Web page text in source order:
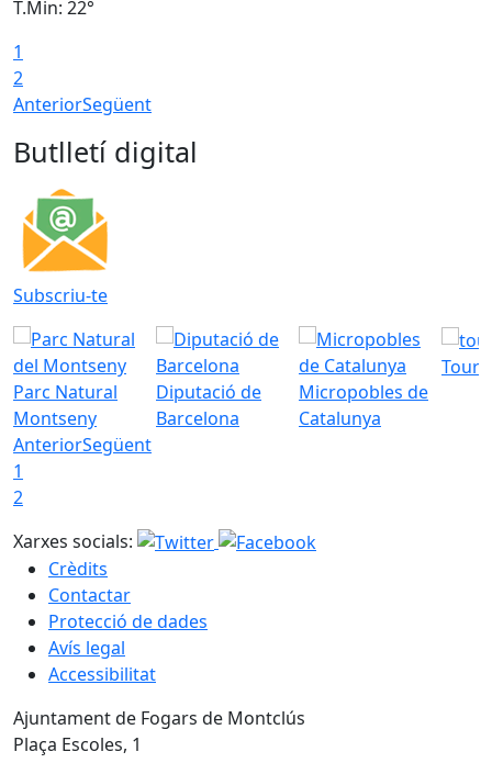
T.Min: 22°
1
2
AnteriorSegüent
Butlletí digital
Subscriu-te
Parc Natural
Montseny
Diputació de
Barcelona
Micropobles de
Catalunya
AnteriorSegüent
1
2
Xarxes socials:
Crèdits
Contactar
Protecció de dades
Avís legal
Accessibilitat
Ajuntament de Fogars de Montclús
Plaça Escoles, 1